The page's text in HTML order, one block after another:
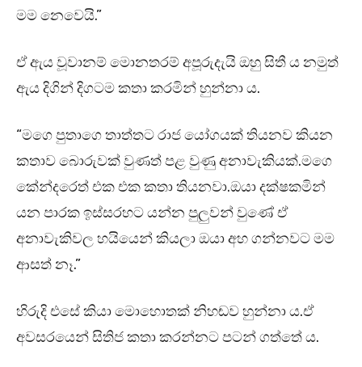
මම නෙවෙයි.”
ඒ ඇය වූවානම් මොනතරම් අපූරුදැයි ඔහු සිතී ය නමුත්
ඇය දිගින් දිගටම කතා කරමින් හුන්නා ය.
“මගෙ පුතාගෙ තාත්තට රාජ යෝගයක් තියනව කියන
කතාව බොරුවක් වුණත් පළ වුණු අනාවැකියක්.මගෙ
කේන්දරෙත් එක එක කතා තියනවා.ඔයා දක්ෂකමින්
යන පාරක ඉස්සරහට යන්න පුලුවන් වුණේ ඒ
අනාවැකිවල හයියෙන් කියලා ඔයා අහ ගන්නවට මම
ආසත් නෑ.”
හිරුදි එසේ කියා මොහොතක් නිහඬව හුන්නා ය.ඒ
අවසරයෙන් සිතිජ කතා කරන්නට පටන් ගත්තේ ය.